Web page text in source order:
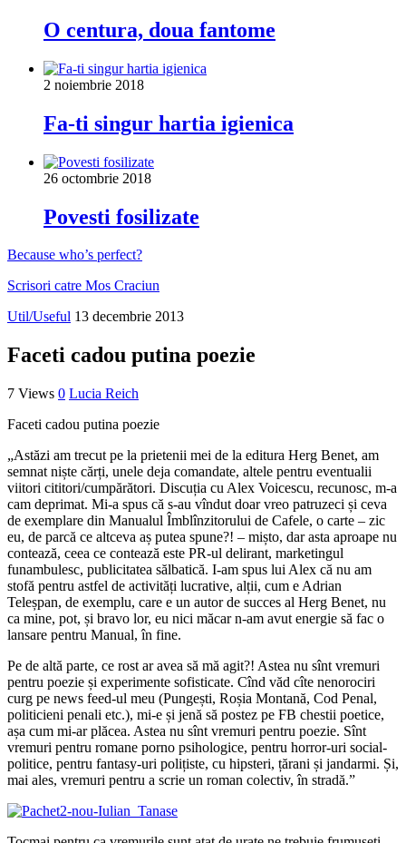
O centura, doua fantome
2 noiembrie 2018
Fa-ti singur hartia igienica
26 octombrie 2018
Povesti fosilizate
Because who’s perfect?
Scrisori catre Mos Craciun
Util/Useful 13 decembrie 2013
Faceti cadou putina poezie
7 Views 0 Lucia Reich
Faceti cadou putina poezie
„Astăzi am trecut pe la prietenii mei de la editura Herg Benet, am
semnat niște cărți, unele deja comandate, altele pentru eventualii
viitori cititori/cumpărători. Discuția cu Alex Voicescu, recunosc, m-a
cam deprimat. Mi-a spus că s-au vîndut doar vreo patruzeci și ceva
de exemplare din Manualul Îmblînzitorului de Cafele, o carte – zic
eu, de parcă ce altceva aș putea spune?! – mișto, dar asta aproape nu
contează, ceea ce contează este PR-ul delirant, marketingul
funambulesc, publicitatea sălbatică. I-am spus lui Alex că nu am
stofă pentru astfel de activități lucrative, alții, cum e Adrian
Teleșpan, de exemplu, care e un autor de succes al Herg Benet, nu
ca mine, pot, și bravo lor, eu nici măcar n-am avut energie să fac o
lansare pentru Manual, în fine.
Pe de altă parte, ce rost ar avea să mă agit?! Astea nu sînt vremuri
pentru poezie și experimente sofisticate. Cînd văd cîte nenorociri
curg pe news feed-ul meu (Pungești, Roșia Montană, Cod Penal,
politicieni penali etc.), mi-e și jenă să postez pe FB chestii poetice,
așa cum mi-ar plăcea. Astea nu sînt vremuri pentru poezie. Sînt
vremuri pentru romane porno psihologice, pentru horror-uri social-
politice, pentru fantasy-uri polițiste, cu hipsteri, țărani și jandarmi. Și,
mai ales, vremuri pentru a scrie un roman colectiv, în stradă.”